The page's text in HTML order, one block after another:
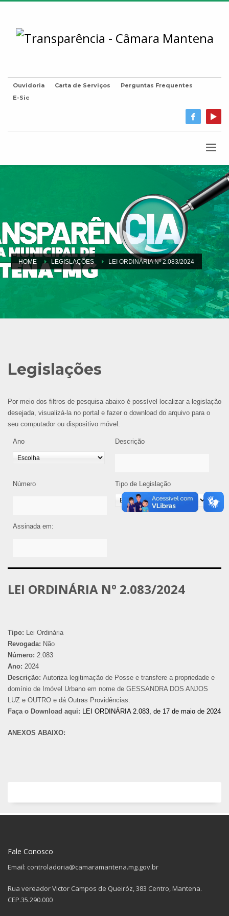
Ouvidoria Carta de Serviços
Perguntas Frequentes
E-Sic
HOME LEGISLAÇÕES LEI ORDINÁRIA Nº 2.083/2024
Legislações
Por meio dos filtros de pesquisa abaixo é possível localizar a legislação
desejada, visualizá-la no portal e fazer o download do arquivo para o
seu computador ou dispositivo móvel.
Ano Descrição
Número Tipo de Legislação
Assinada em:
LEI ORDINÁRIA Nº 2.083/2024
Tipo: Lei Ordinária
Revogada: Não
Número: 2.083
Ano: 2024
Descrição: Autoriza legitimação de Posse e transfere a propriedade e
domínio de Imóvel Urbano em nome de GESSANDRA DOS ANJOS
LUZ e OUTRO e dá Outras Providências.
Faça o Download aqui: LEI ORDINÁRIA 2.083, de 17 de maio de 2024
ANEXOS ABAIXO:
Fale Conosco
Email: controladoria@camaramantena.mg.gov.br
Rua vereador Victor Campos de Queiróz, 383 Centro, Mantena.
CEP.35.290.000